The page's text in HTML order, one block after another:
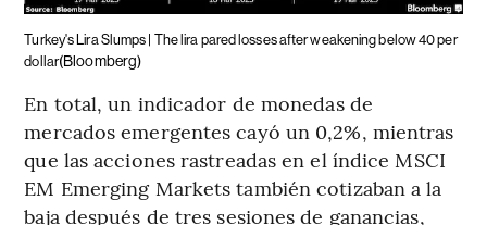
Turkey's Lira Slumps | The lira pared losses after weakening below 40 per
dollar(Bloomberg)
En total, un indicador de monedas de
mercados emergentes cayó un 0,2%, mientras
que las acciones rastreadas en el índice MSCI
EM Emerging Markets también cotizaban a la
baja después de tres sesiones de ganancias,